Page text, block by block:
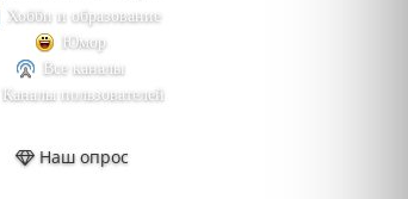
Хобби и образование
Юмор
Все каналы
Каналы пользователей
Наш опрос